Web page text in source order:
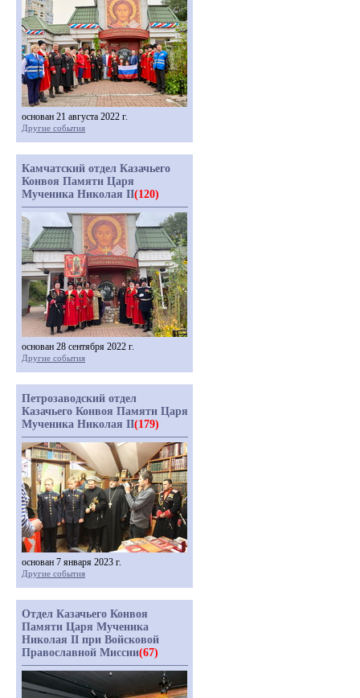
основан 21 августа 2022 г.
Другие события
Камчатский отдел Казачьего
Конвоя Памяти Царя
Мученика Николая II(120)
основан 28 сентября 2022 г.
Другие события
Петрозаводский отдел
Казачьего Конвоя Памяти Царя
Мученика Николая II(179)
основан 7 января 2023 г.
Другие события
Отдел Казачьего Конвоя
Памяти Царя Мученика
Николая II при Войсковой
Православной Миссии(67)